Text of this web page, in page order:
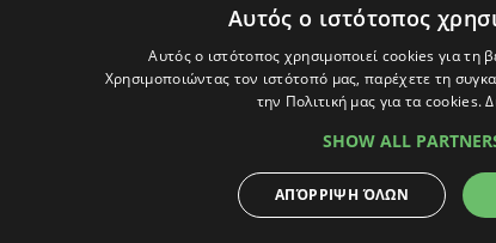
Αυτός ο ιστότοπος
Αυτός ο ιστότοπος χρησιμοποιεί cookies για τη
Χρησιμοποιώντας τον ιστότοπό μας, παρέχετε τη
την Πολιτική μας για τα cookies.
SHOW ALL
ΑΠΌΡΡΙΨΗ ΌΛΩΝ